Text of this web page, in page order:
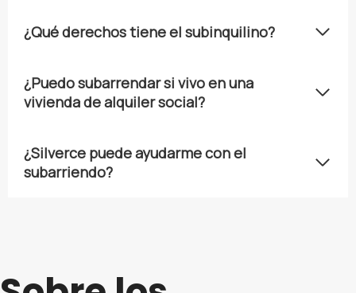
¿Qué derechos tiene el subinquilino?
¿Puedo subarrendar si vivo en una
vivienda de alquiler social?
¿Silverce puede ayudarme con el
subarriendo?